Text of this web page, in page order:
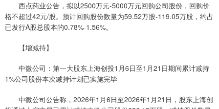
西点药业公告，拟以2500万元-5000万元回购公司股份，回购价
格不超过42元/股。预计回购股份数量为59.52万股-119.05万股，约占
已发行A股总股本的0.78%-1.56%。
【增减持】
中微公司：第一大股东上海创投1月6日至1月21日期间累计减持
1%公司股份本次减持计划已实施完毕
中微公司公告称，2026年1月6日至2026年1月21日，股东上海创